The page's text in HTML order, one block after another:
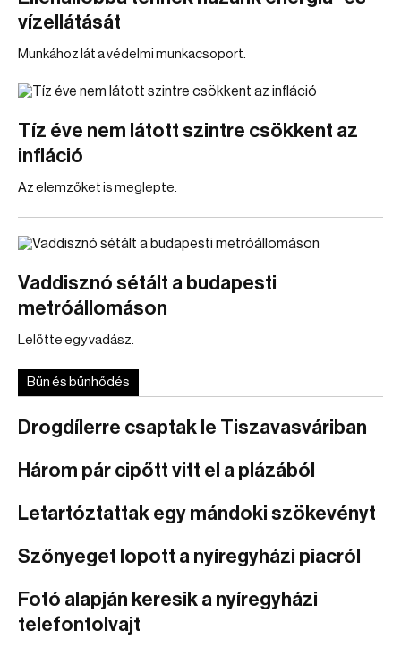
vízellátását
Munkához lát a védelmi munkacsoport.
Tíz éve nem látott szintre csökkent az
infláció
Az elemzőket is meglepte.
Vaddisznó sétált a budapesti
metróállomáson
Lelőtte egy vadász.
Bűn és bűnhődés
Drogdílerre csaptak le Tiszavasváriban
Három pár cipőtt vitt el a plázából
Letartóztattak egy mándoki szökevényt
Szőnyeget lopott a nyíregyházi piacról
Fotó alapján keresik a nyíregyházi
telefontolvajt